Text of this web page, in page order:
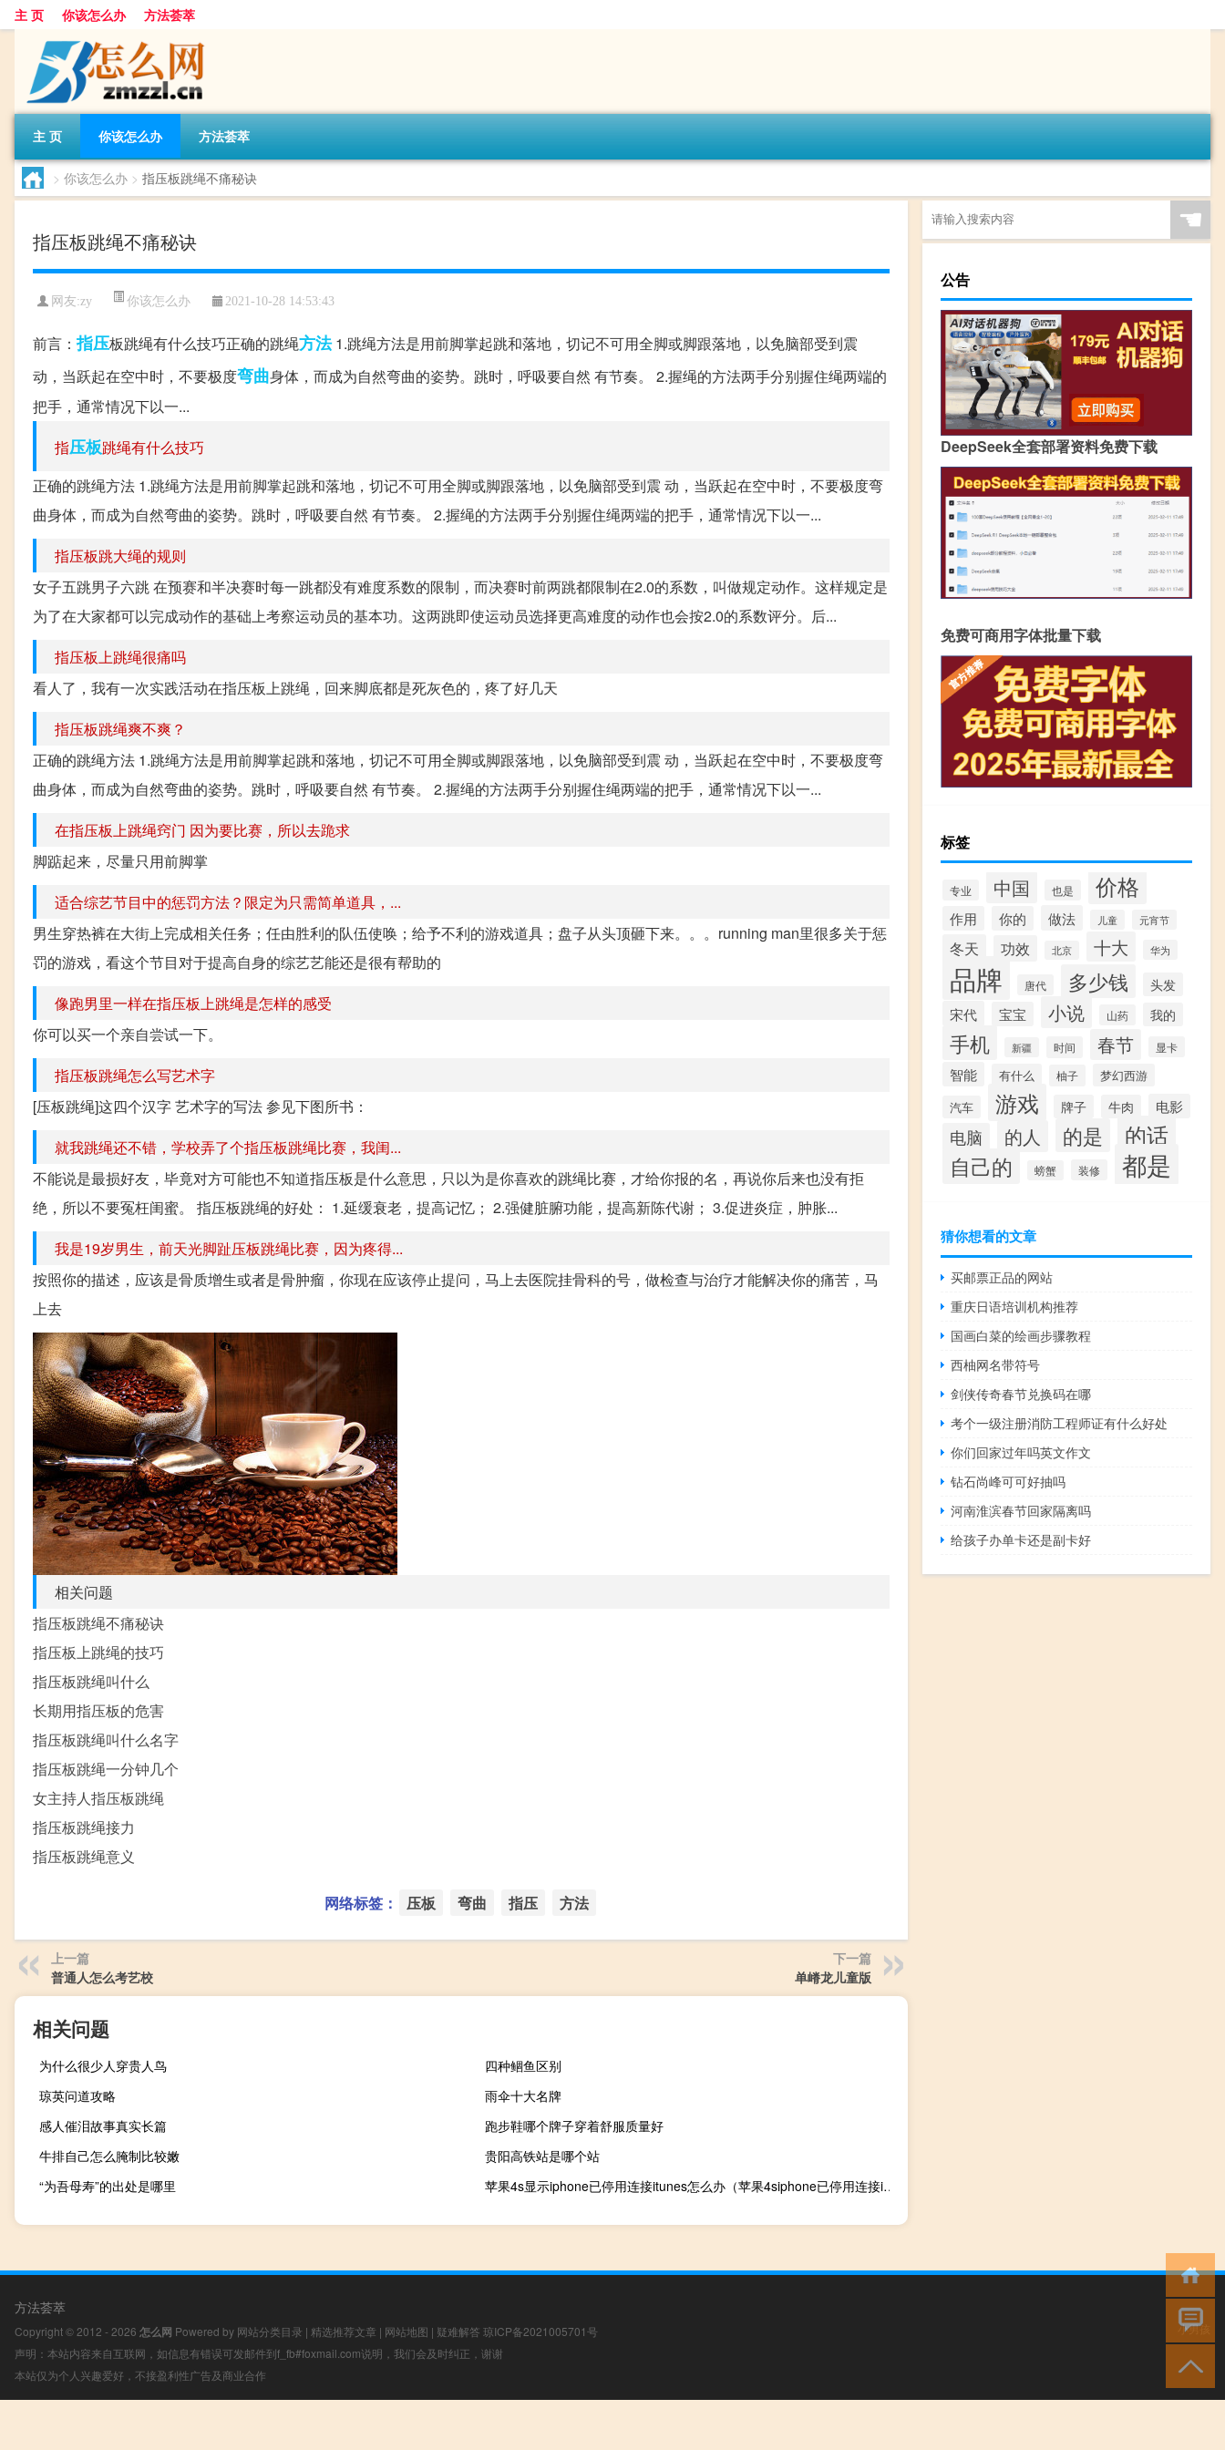
主 页 你该怎么办 方法荟萃
主 页 你该怎么办 方法荟萃
> 你该怎么办 > 指压板跳绳不痛秘诀
指压板跳绳不痛秘诀
网友:zy 你该怎么办 2021-10-28 14:53:43
前言：指压板跳绳有什么技巧正确的跳绳方法1.跳绳方法是用前脚掌起跳和落地，切记不可用全脚或脚跟落地，以免脑部受到震
动，当跃起在空中时，不要极度弯曲身体，而成为自然弯曲的姿势。跳时，呼吸要自然 有节奏。 2.握绳的方法两手分别握住绳两端的
把手，通常情况下以一...
指压板跳绳有什么技巧
正确的跳绳方法 1.跳绳方法是用前脚掌起跳和落地，切记不可用全脚或脚跟落地，以免脑部受到震 动，当跃起在空中时，不要极度弯
曲身体，而成为自然弯曲的姿势。跳时，呼吸要自然 有节奏。 2.握绳的方法两手分别握住绳两端的把手，通常情况下以一...
指压板跳大绳的规则
女子五跳男子六跳 在预赛和半决赛时每一跳都没有难度系数的限制，而决赛时前两跳都限制在2.0的系数，叫做规定动作。这样规定是
为了在大家都可以完成动作的基础上考察运动员的基本功。这两跳即使运动员选择更高难度的动作也会按2.0的系数评分。后...
指压板上跳绳很痛吗
看人了，我有一次实践活动在指压板上跳绳，回来脚底都是死灰色的，疼了好几天
指压板跳绳爽不爽？
正确的跳绳方法 1.跳绳方法是用前脚掌起跳和落地，切记不可用全脚或脚跟落地，以免脑部受到震 动，当跃起在空中时，不要极度弯
曲身体，而成为自然弯曲的姿势。跳时，呼吸要自然 有节奏。 2.握绳的方法两手分别握住绳两端的把手，通常情况下以一...
在指压板上跳绳窍门 因为要比赛，所以去跪求
脚踮起来，尽量只用前脚掌
适合综艺节目中的惩罚方法？限定为只需简单道具，...
男生穿热裤在大街上完成相关任务；任由胜利的队伍使唤；给予不利的游戏道具；盘子从头顶砸下来。。。running man里很多关于惩
罚的游戏，看这个节目对于提高自身的综艺艺能还是很有帮助的
像跑男里一样在指压板上跳绳是怎样的感受
你可以买一个亲自尝试一下。
指压板跳绳怎么写艺术字
[压板跳绳]这四个汉字 艺术字的写法 参见下图所书：
就我跳绳还不错，学校弄了个指压板跳绳比赛，我闺...
不能说是最损好友，毕竟对方可能也不知道指压板是什么意思，只以为是你喜欢的跳绳比赛，才给你报的名，再说你后来也没有拒
绝，所以不要冤枉闺蜜。 指压板跳绳的好处： 1.延缓衰老，提高记忆； 2.强健脏腑功能，提高新陈代谢； 3.促进炎症，肿胀...
我是19岁男生，前天光脚趾压板跳绳比赛，因为疼得...
按照你的描述，应该是骨质增生或者是骨肿瘤，你现在应该停止提问，马上去医院挂骨科的号，做检查与治疗才能解决你的痛苦，马
上去
相关问题
指压板跳绳不痛秘诀
指压板上跳绳的技巧
指压板跳绳叫什么
长期用指压板的危害
指压板跳绳叫什么名字
指压板跳绳一分钟几个
女主持人指压板跳绳
指压板跳绳接力
指压板跳绳意义
网络标签： 压板 弯曲 指压 方法
上一篇
普通人怎么考艺校
下一篇
单嵴龙儿童版
相关问题
为什么很少人穿贵人鸟
四种鲴鱼区别
琼英问道攻略
雨伞十大名牌
感人催泪故事真实长篇
跑步鞋哪个牌子穿着舒服质量好
牛排自己怎么腌制比较嫩
贵阳高铁站是哪个站
“为吾母寿”的出处是哪里
苹果4s显示iphone已停用连接itunes怎么办（苹果4siphone已停用连接itunes解决方案）
☚
公告
DeepSeek全套部署资料免费下载
免费可商用字体批量下载
标签
专业 中国 也是 价格
作用 你的 做法 儿童 元宵节
冬天 功效 北京 十大 华为
品牌 唐代 多少钱 头发
宋代 宝宝 小说 山药 我的
手机 新疆 时间 春节 显卡
智能 有什么 柚子
梦幻西游
汽车
游戏 牌子 牛肉 电影
电脑 的人 的是 的话
自己的 螃蟹 装修 都是
猜你想看的文章
买邮票正品的网站
重庆日语培训机构推荐
国画白菜的绘画步骤教程
西柚网名带符号
剑侠传奇春节兑换码在哪
考个一级注册消防工程师证有什么好处
你们回家过年吗英文作文
钻石尚峰可可好抽吗
河南淮滨春节回家隔离吗
给孩子办单卡还是副卡好
方法荟萃
Copyright © 2012 - 2026 怎么网 Powered by 网站分类目录 | 精选推荐文章 | 网站地图 | 疑难解答 琼ICP备2021005701号
声明：本站内容来自互联网，如信息有错误可发邮件到f_fb#foxmail.com说明，我们会及时纠正，谢谢
本站仅为个人兴趣爱好，不接盈利性广告及商业合作
小男孩